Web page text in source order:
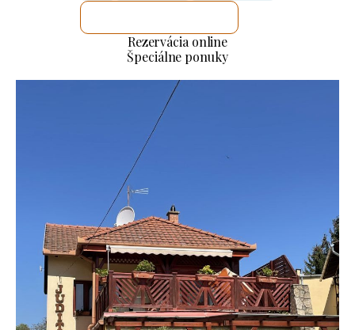
Rezervácia online
Špeciálne ponuky